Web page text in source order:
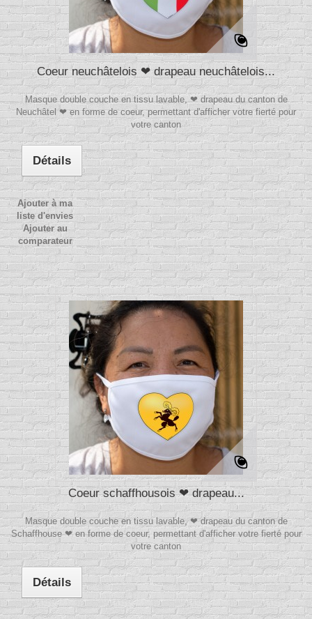
Coeur neuchâtelois ❤ drapeau neuchâtelois...
Masque double couche en tissu lavable, ❤ drapeau du canton de
Neuchâtel ❤ en forme de coeur, permettant d'afficher votre fierté pour
votre canton
Détails
Ajouter à ma
liste d'envies
Ajouter au
comparateur
Coeur schaffhousois ❤ drapeau...
Masque double couche en tissu lavable, ❤ drapeau du canton de
Schaffhouse ❤ en forme de coeur, permettant d'afficher votre fierté pour
votre canton
Détails